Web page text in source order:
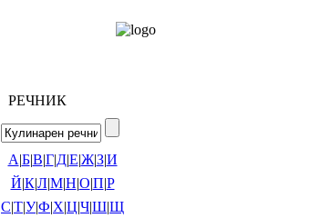
РЕЧНИК
А|Б|В|Г|Д|Е|Ж|З|И
Й|К|Л|М|Н|О|П|Р
С|Т|У|Ф|Х|Ц|Ч|Ш|Щ